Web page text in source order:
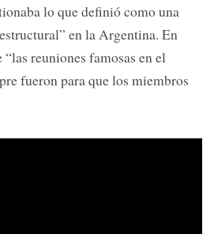
lo que definió como una
en la Argentina. En
reuniones famosas en el
fueron para que los miembros